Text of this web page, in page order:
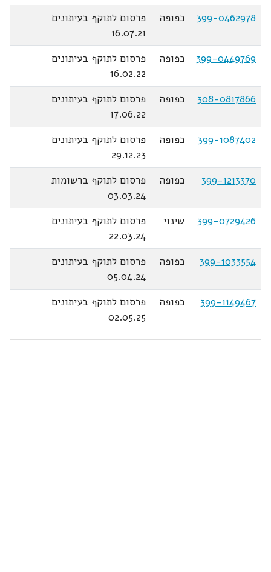
399-0462978
כפופה
פרסום לתוקף בעיתונים
16.07.21
399-0449769
כפופה
פרסום לתוקף בעיתונים
16.02.22
308-0817866
כפופה
פרסום לתוקף בעיתונים
17.06.22
399-1087402
כפופה
פרסום לתוקף בעיתונים
29.12.23
399-1213370
כפופה
פרסום לתוקף ברשומות
03.03.24
399-0729426
שינוי
פרסום לתוקף בעיתונים
22.03.24
399-1033554
כפופה
פרסום לתוקף בעיתונים
05.04.24
399-1149467
כפופה
פרסום לתוקף בעיתונים
02.05.25